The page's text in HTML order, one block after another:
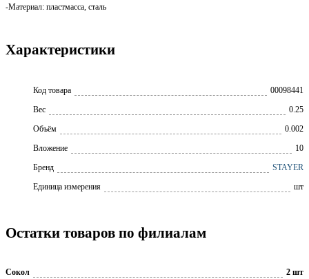
-Материал: пластмасса, сталь
Характеристики
Код товара
00098441
Вес
0.25
Объём
0.002
Вложение
10
Бренд
STAYER
Единица измерения
шт
Остатки товаров по филиалам
Сокол
2 шт